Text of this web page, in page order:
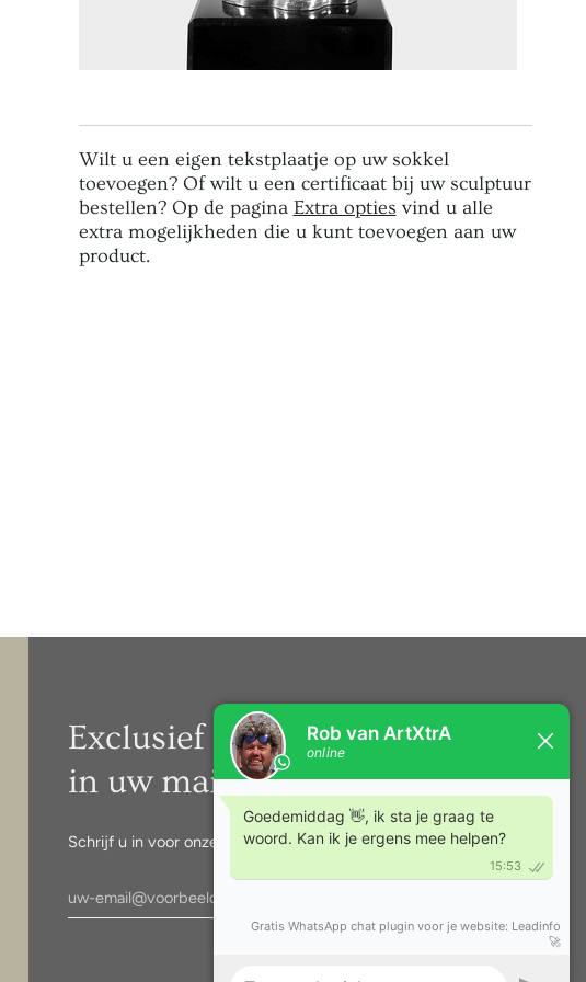
Wilt u een eigen tekstplaatje op uw sokkel
toevoegen? Of wilt u een certificaat bij uw sculptuur
bestellen? Op de pagina Extra opties vind u alle
extra mogelijkheden die u kunt toevoegen aan uw
product.
Exclusief nieuws rechtstreeks
in uw mail.
Schrijf u in voor onze nieuwsbrief.